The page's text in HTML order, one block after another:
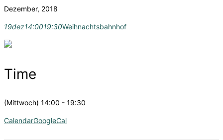
Dezember, 2018
19dez14:0019:30Weihnachtsbahnhof
Time
(Mittwoch) 14:00 - 19:30
CalendarGoogleCal